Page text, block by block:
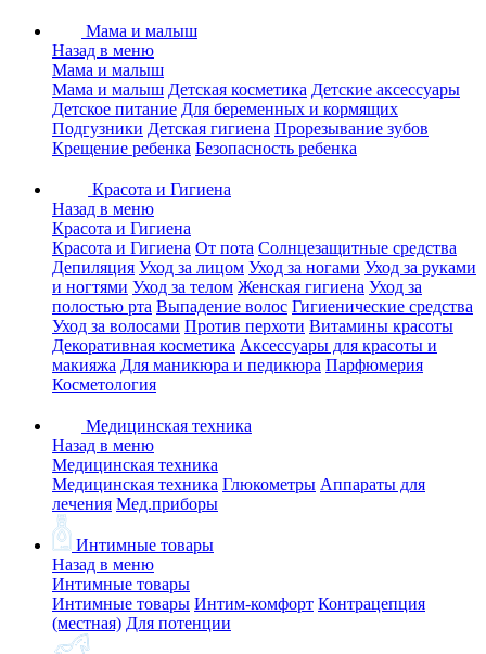
Мама и малыш
Назад в меню
Мама и малыш
Мама и малыш Детская косметика Детские аксессуары
Детское питание Для беременных и кормящих
Подгузники Детская гигиена Прорезывание зубов
Крещение ребенка Безопасность ребенка
Красота и Гигиена
Назад в меню
Красота и Гигиена
Красота и Гигиена От пота Солнцезащитные средства
Депиляция Уход за лицом Уход за ногами Уход за руками
и ногтями Уход за телом Женская гигиена Уход за
полостью рта Выпадение волос Гигиенические средства
Уход за волосами Против перхоти Витамины красоты
Декоративная косметика Аксессуары для красоты и
макияжа Для маникюра и педикюра Парфюмерия
Косметология
Медицинская техника
Назад в меню
Медицинская техника
Медицинская техника Глюкометры Аппараты для
лечения Мед.приборы
Интимные товары
Назад в меню
Интимные товары
Интимные товары Интим-комфорт Контрацепция
(местная) Для потенции